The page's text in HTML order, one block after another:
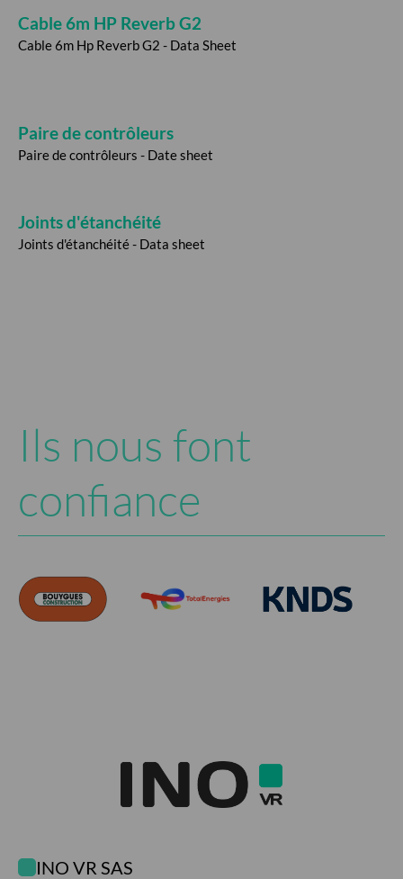
Cable 6m HP Reverb G2
Cable 6m Hp Reverb G2 - Data Sheet
Paire de contrôleurs
Paire de contrôleurs - Date sheet
Joints d'étanchéité
Joints d'étanchéité - Data sheet
Ils nous font
confiance
INO VR SAS